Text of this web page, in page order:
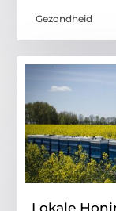
Gezondheid